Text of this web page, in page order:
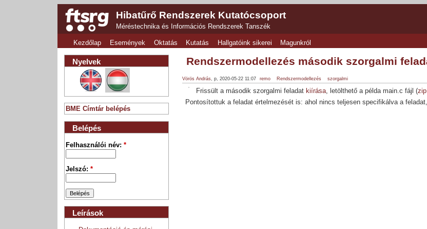
Hibatűrő Rendszerek Kutatócsoport
Méréstechnika és Információs Rendszerek Tanszék
Kezdőlap Események Oktatás Kutatás Hallgatóink sikerei Magunkról
Rendszermodellezés második szorgalmi
Vörös András, p, 2020-05-22 11:07 remo Rendszermodellezés szorgalmi
Frissült a második szorgalmi feladat kiírása, letölthető a példa main.c fájl (
Pontosítottuk a feladat értelmezését is: ahol nincs teljesen specifikálva a
Nyelvek
BME Címtár belépés
Belépés
Felhasználói név:*
Jelszó:*
Leírások